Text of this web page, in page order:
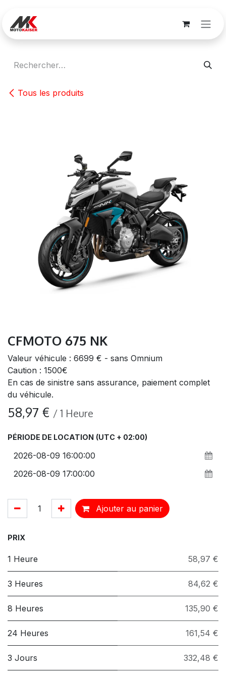
Tous les produits
CFMOTO 675 NK
Valeur véhicule : 6699 € - sans Omnium
Caution : 1500€
En cas de sinistre sans assurance, paiement complet
du véhicule.
58,97 € /1 Heure
PÉRIODE DE LOCATION (UTC + 02:00)
Ajouter au panier
PRIX
1 Heure 58,97 €
3 Heures 84,62 €
8 Heures 135,90 €
24 Heures 161,54 €
3 Jours 332,48 €